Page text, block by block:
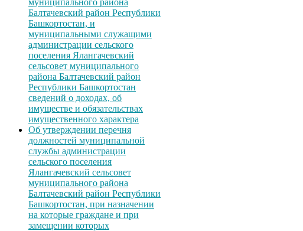
муниципального района
Балтачевский район Республики
Башкортостан, и
муниципальными служащими
администрации сельского
поселения Ялангачевский
сельсовет муниципального
района Балтачевский район
Республики Башкортостан
сведений о доходах, об
имуществе и обязательствах
имущественного характера
Об утверждении перечня
должностей муниципальной
службы администрации
сельского поселения
Ялангачевский сельсовет
муниципального района
Балтачевский район Республики
Башкортостан, при назначении
на которые граждане и при
замещении которых